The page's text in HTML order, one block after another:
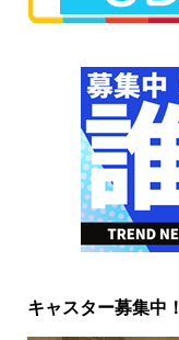
キャスター募集中！